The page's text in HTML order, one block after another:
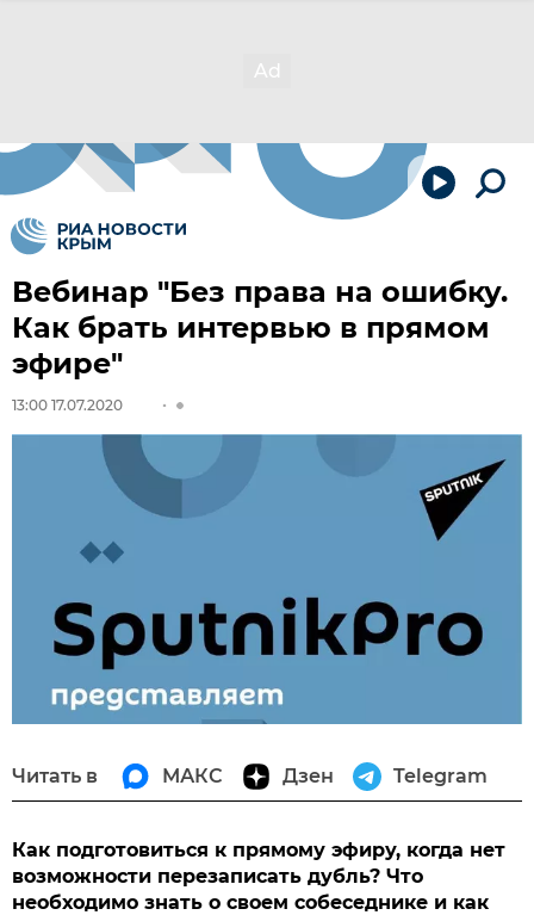
Вебинар "Без права на ошибку.
Как брать интервью в прямом
эфире"
13:00 17.07.2020
Читать в МАКС Дзен Telegram
Как подготовиться к прямому эфиру, когда нет
возможности перезаписать дубль? Что
необходимо знать о своем собеседнике и как